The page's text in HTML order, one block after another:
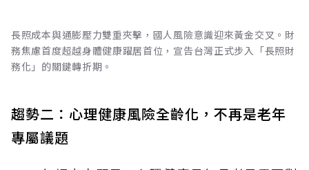
長照成本與通膨壓力雙重夾擊，國人風險意識迎來黃金交叉。財
務焦慮首度超越身體健康躍居首位，宣告台灣正式步入「長照財
務化」的關鍵轉折期。
趨勢二：心理健康風險全齡化，不再是老年
專屬議題